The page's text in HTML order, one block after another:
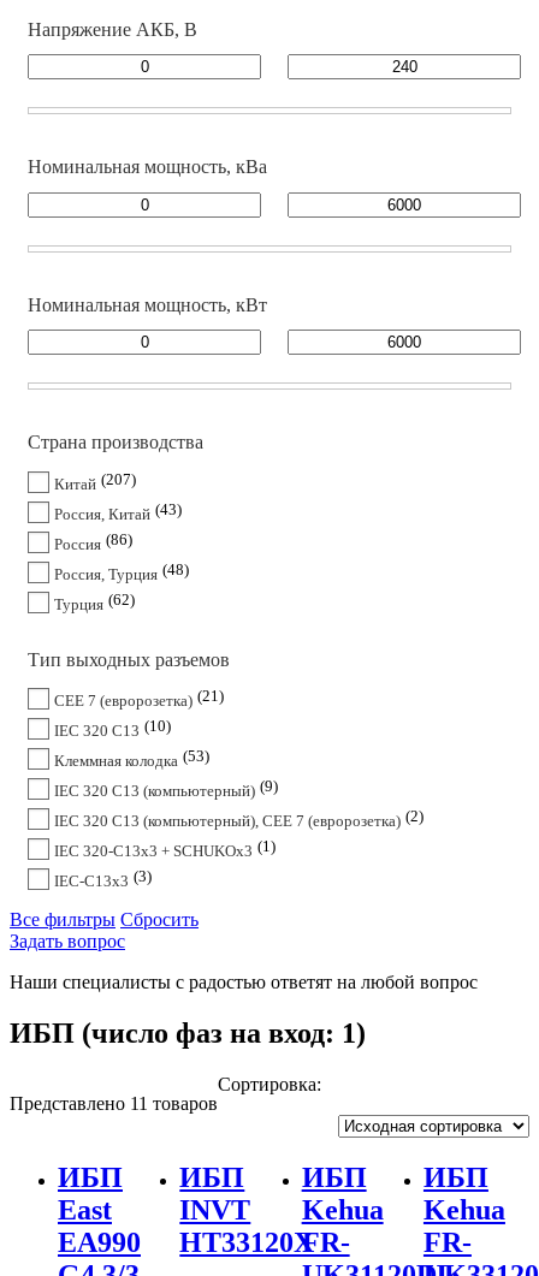
Напряжение АКБ, В
Номинальная мощность, кВа
Номинальная мощность, кВт
Страна производства
Китай 207
Россия, Китай 43
Россия 86
Россия, Турция 48
Турция 62
Тип выходных разъемов
CEE 7 (евророзетка) 21
IEC 320 C13
10
Клеммная колодка 53
IEC 320 C13 (компьютерный) 9
IEC 320 C13 (компьютерный), CEE 7 (евророзетка) 2
IEC 320-C13x3 + SCHUKOx3
1
IEC-C13x3 3
Все фильтры Сбросить
Задать вопрос
Наши специалисты с радостью ответят на любой вопрос
ИБП (число фаз на вход: 1)
Представлено 11 товаров
Сортировка:
ИБП
East
EA990
ИБП
INVT
HT33120X
ИБП
Kehua
FR-
ИБП
Kehua
FR-